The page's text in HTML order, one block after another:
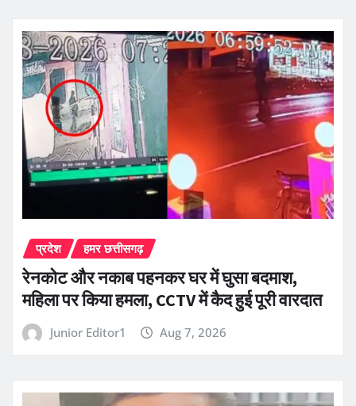
प्रदेश हमर छत्तीसगढ़
रेनकोट और नकाब पहनकर घर में घुसा बदमाश,
महिला पर किया हमला, CCTV में कैद हुई पूरी वारदात
Junior Editor1 Aug 7, 2026